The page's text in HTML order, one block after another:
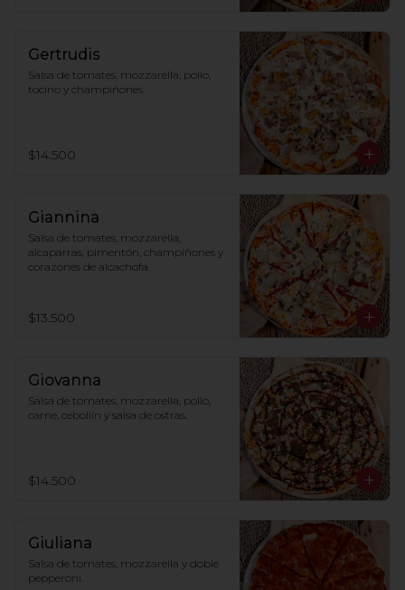
Gertrudis
Salsa de tomates, mozzarella, pollo,
tocino y champiñones.
$14.500
Giannina
Salsa de tomates, mozzarella,
alcaparras, pimentón, champiñones y
corazones de alcachofa.
$13.500
Giovanna
Salsa de tomates, mozzarella, pollo,
carne, cebollín y salsa de ostras.
$14.500
Giuliana
Salsa de tomates, mozzarella y doble
pepperoni.